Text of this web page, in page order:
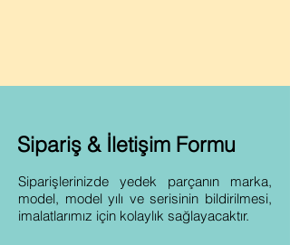
Sipariş & İletişim Formu
Siparişlerinizde yedek parçanın marka,
model, model yılı ve serisinin bildirilmesi,
imalatlarımız için kolaylık sağlayacaktır.